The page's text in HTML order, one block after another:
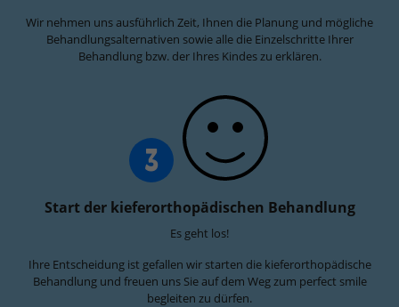
Wir nehmen uns ausführlich Zeit, Ihnen die Planung und mögliche
Behandlungsalternativen sowie alle die Einzelschritte Ihrer
Behandlung bzw. der Ihres Kindes zu erklären.
3
Start der kieferorthopädischen Behandlung
Es geht los!
Ihre Entscheidung ist gefallen wir starten die kieferorthopädische
Behandlung und freuen uns Sie auf dem Weg zum perfect smile
begleiten zu dürfen.